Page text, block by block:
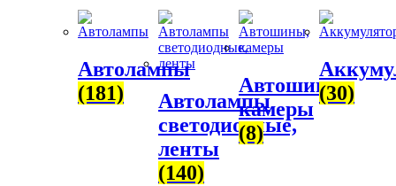
Автолампы
(181)
Автолампы
светодиодные,
ленты
(140)
Автошины,
камеры
(8)
(30)